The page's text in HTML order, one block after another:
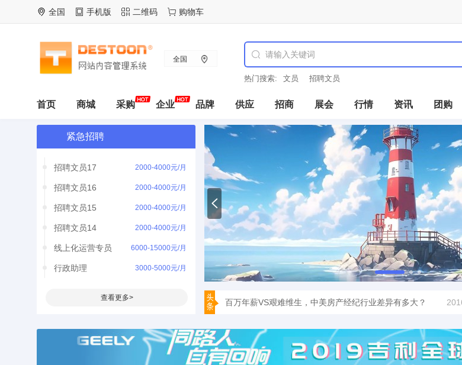
全国 手机版 二维码 购物车
全国
热门搜索: 文员 招聘文员
首页 商城 采购 企业 品牌 供应 招商 展会 行情 资讯 团购
紧急招聘
招聘文员14 2000-4000元/月
线上化运营专员
行政助理 3000-5000元/月
行政助理 3000-5000元/月
招聘文员198 2000-4000元/月
招聘文员18 2000-4000元/月
招聘文员17 2000-4000元/月
招聘文员16 2000-4000元/月
招聘文员15 2000-4000元/月
招聘文员14 2000-4000元/月
线上化运营专员 6000-15000元/月
行政助理 3000-5000元/月
行政助理 3000-5000元/月
招聘文员18 2000-4000元/月
查看更多>
央视曝广东菠萝价格大跌 2毛一斤无人问津(图) 2016-06-11
百万年薪VS艰难维生，中美房产经纪行业差异有多大？
五一北方先晴后雨气温起伏大 南方多雨(图) 2016-06-11
“珠峰人梯”登山英雄刘连满因病逝世 享年83岁 2016-06-11